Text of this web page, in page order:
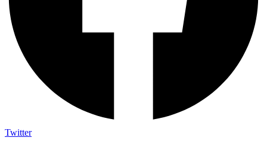
Twitter